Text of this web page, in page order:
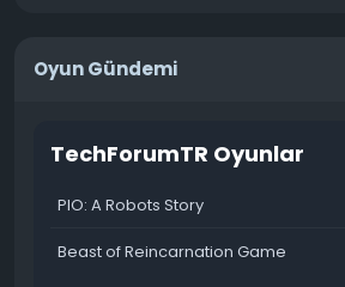
Oyun Gündemi
TechForumTR Oyunlar
PIO: A Robots Story
Beast of Reincarnation Game